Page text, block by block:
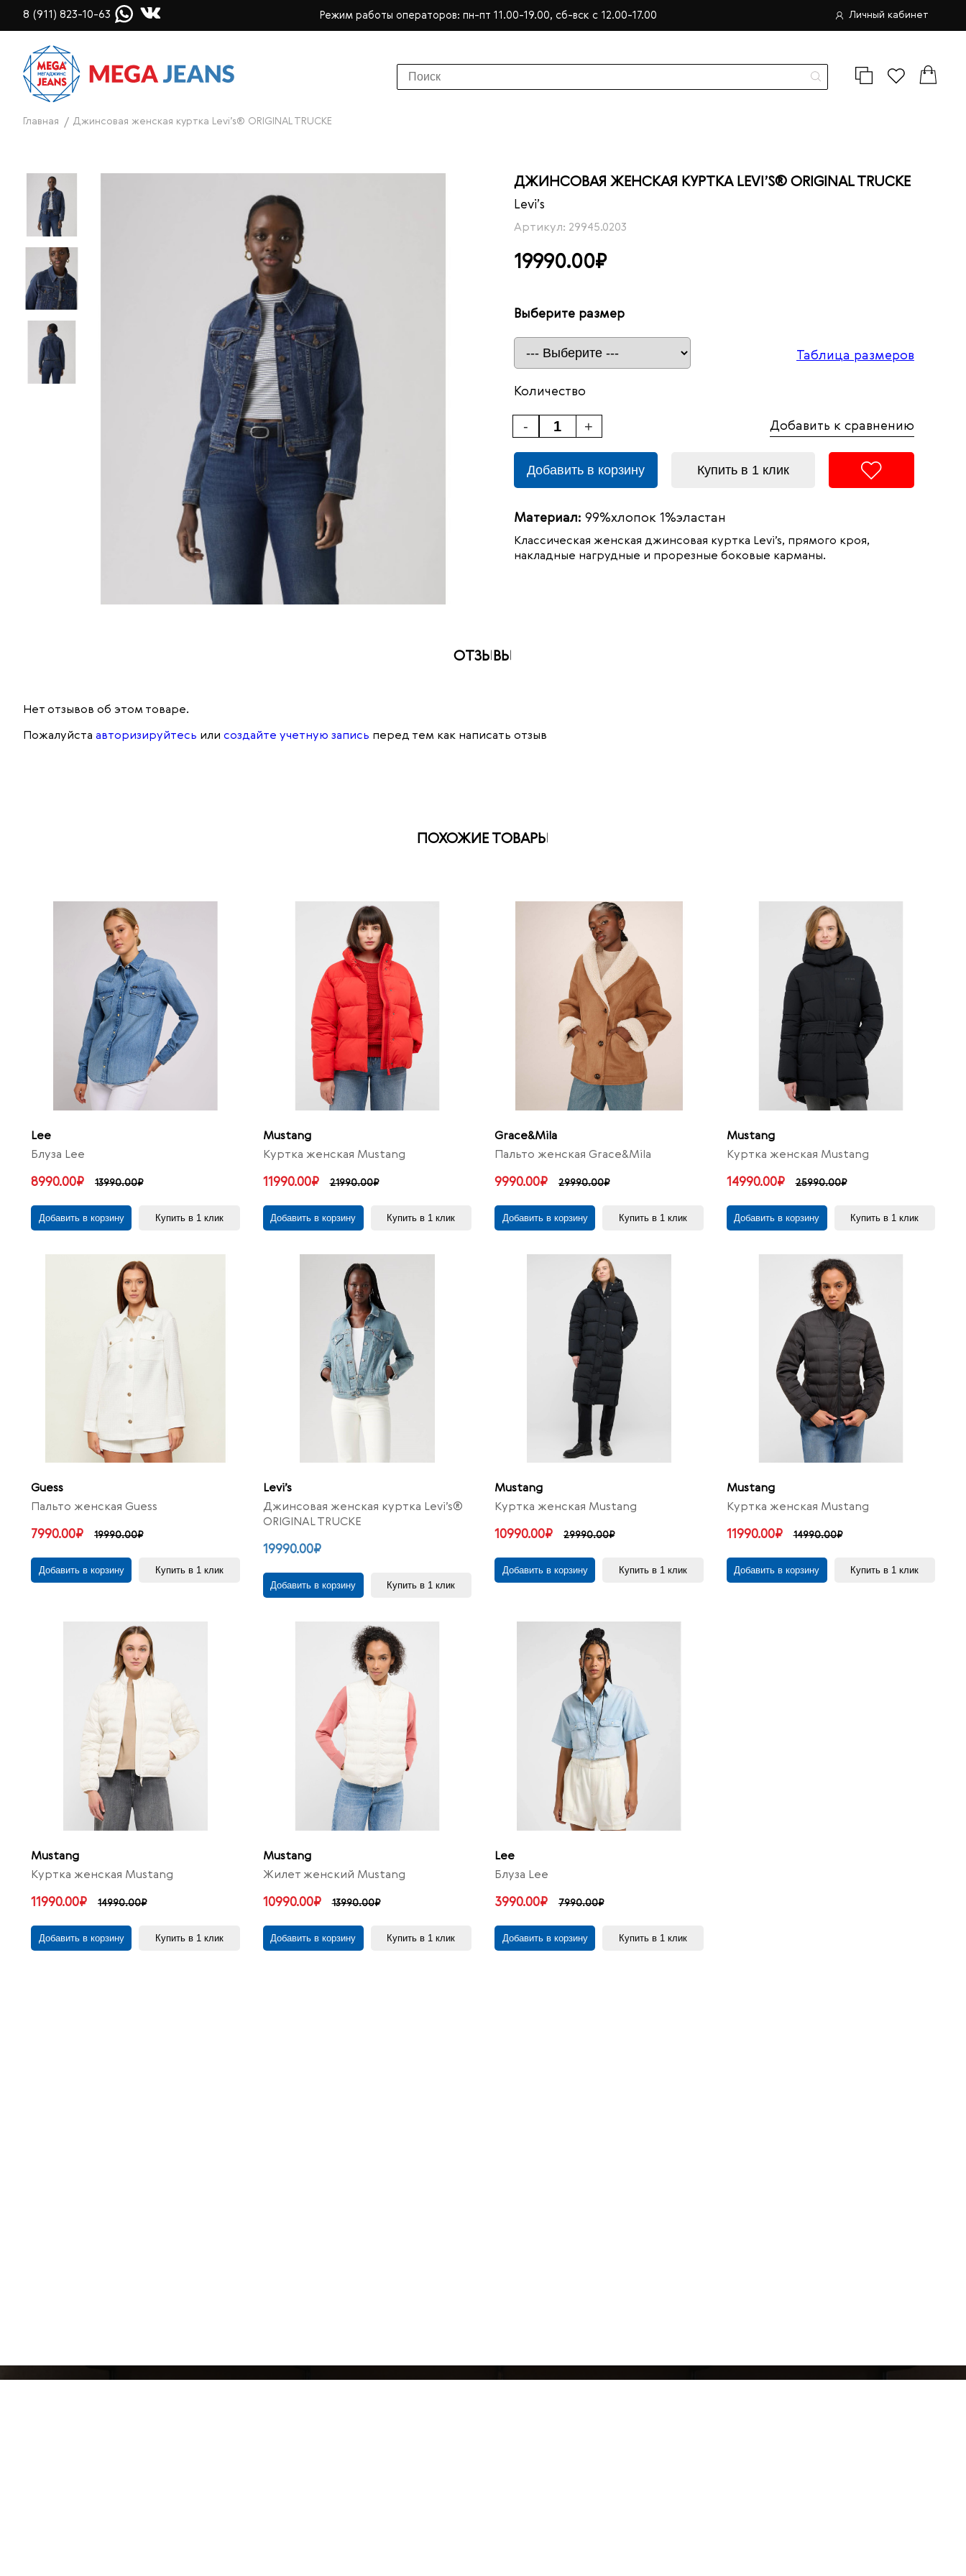
8 (911) 823-10-63 Режим работы операторов: пн-пт 11.00-19.00, сб-вск с 12.00-17.00 Личный кабинет
Главная Джинсовая женская куртка Levi’s® ORIGINAL TRUCKE
ДЖИНСОВАЯ ЖЕНСКАЯ КУРТКА LEVI’S® ORIGINAL TRUCKE
Levi’s
Артикул: 29945.0203
19990.00₽
Выберите размер
Таблица размеров
Количество
+
- Добавить к сравнению
Добавить в корзину Купить в 1 клик
Материал: 99%хлопок 1%эластан
Классическая женская джинсовая куртка Levi’s, прямого кроя,
накладные нагрудные и прорезные боковые карманы.
ОТЗЫВЫ
Нет отзывов об этом товаре.
Пожалуйста авторизируйтесь или создайте учетную запись перед тем как написать отзыв
ПОХОЖИЕ ТОВАРЫ
Lee
Блуза Lee
8990.00₽ 13990.00₽
Добавить в корзину Купить в 1 клик
Mustang
Куртка женская Mustang
11990.00₽ 21990.00₽
Добавить в корзину Купить в 1 клик
Grace&Mila
Пальто женская Grace&Mila
9990.00₽ 29990.00₽
Добавить в корзину Купить в 1 клик
Mustang
Куртка женская Mustang
14990.00₽ 25990.00₽
Добавить в корзину Купить в 1 клик
Guess
Пальто женская Guess
7990.00₽ 19990.00₽
Добавить в корзину Купить в 1 клик
Levi’s
Джинсовая женская куртка Levi’s®
ORIGINAL TRUCKE
19990.00₽
Добавить в корзину Купить в 1 клик
Mustang
Куртка женская Mustang
10990.00₽ 29990.00₽
Добавить в корзину Купить в 1 клик
Mustang
Куртка женская Mustang
11990.00₽ 14990.00₽
Добавить в корзину Купить в 1 клик
Mustang
Куртка женская Mustang
11990.00₽ 14990.00₽
Добавить в корзину Купить в 1 клик
Mustang
Жилет женский Mustang
10990.00₽ 13990.00₽
Добавить в корзину Купить в 1 клик
Lee
Блуза Lee
3990.00₽ 7990.00₽
Добавить в корзину Купить в 1 клик